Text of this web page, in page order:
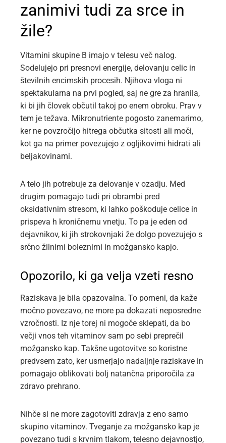
zanimivi tudi za srce in
žile?
Vitamini skupine B imajo v telesu več nalog.
Sodelujejo pri presnovi energije, delovanju celic in
številnih encimskih procesih. Njihova vloga ni
spektakularna na prvi pogled, saj ne gre za hranila,
ki bi jih človek občutil takoj po enem obroku. Prav v
tem je težava. Mikronutriente pogosto zanemarimo,
ker ne povzročijo hitrega občutka sitosti ali moči,
kot ga na primer povezujejo z ogljikovimi hidrati ali
beljakovinami.
A telo jih potrebuje za delovanje v ozadju. Med
drugim pomagajo tudi pri obrambi pred
oksidativnim stresom, ki lahko poškoduje celice in
prispeva h kroničnemu vnetju. To pa je eden od
dejavnikov, ki jih strokovnjaki že dolgo povezujejo s
srčno žilnimi boleznimi in možgansko kapjo.
Opozorilo, ki ga velja vzeti resno
Raziskava je bila opazovalna. To pomeni, da kaže
močno povezavo, ne more pa dokazati neposredne
vzročnosti. Iz nje torej ni mogoče sklepati, da bo
večji vnos teh vitaminov sam po sebi preprečil
možgansko kap. Takšne ugotovitve so koristne
predvsem zato, ker usmerjajo nadaljnje raziskave in
pomagajo oblikovati bolj natančna priporočila za
zdravo prehrano.
Nihče si ne more zagotoviti zdravja z eno samo
skupino vitaminov. Tveganje za možgansko kap je
povezano tudi s krvnim tlakom, telesno dejavnostjo,